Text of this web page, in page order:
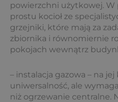
powierzchni użytkowej. W
prostu kocioł ze
grzejniki, które mają za
zbiornika i równomiernie
pokojach wewnątrz
– instalacja gazowa – na
uniwersalność, ale
niż ogrzewanie centralne.